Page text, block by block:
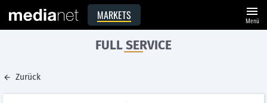
MARKETS menu
Menü
FULL SERVICE
Zurück